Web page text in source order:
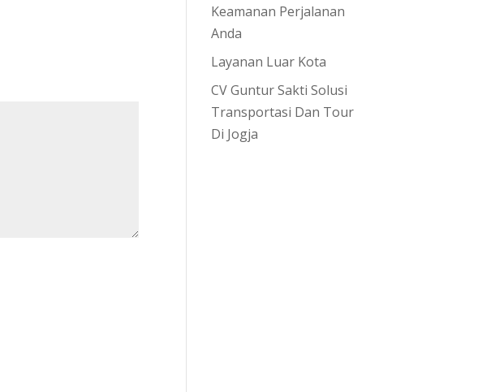
Keamanan Perjalanan
Anda
Layanan Luar Kota
CV Guntur Sakti Solusi
Transportasi Dan Tour
Di Jogja